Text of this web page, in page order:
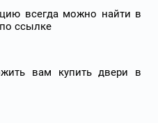
всегда можно найти в
ссылке
вам купить двери в